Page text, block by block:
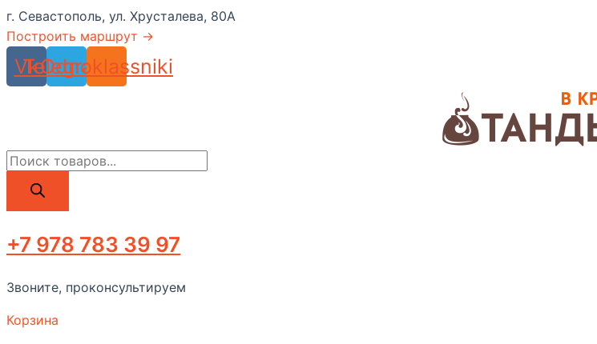
Перейти
к
содержимому
г. Севастополь, ул. Хрусталева, 80А
Построить маршрут →
Vk
Telegram
Odnoklassniki
Поиск
товаров
+7 978 783 39 97
Звоните, проконсультируем
Корзина